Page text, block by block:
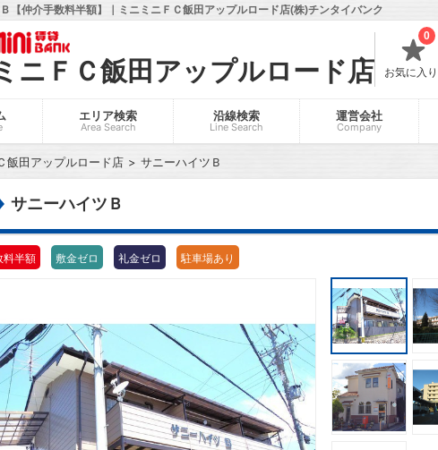
【仲介手数料半額】｜ミニミニＦＣ飯田アップルロード店(株)チンタイバンク
ニＦＣ飯田アップルロード店 お気に入り
0
エリア検索
Area Search
沿線検索
Line Search
運営会社
Company
飯田アップルロード店 サニーハイツＢ
サニーハイツＢ
料半額 敷金ゼロ 礼金ゼロ 駐車場あり